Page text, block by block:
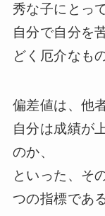
秀な子にとっ
自分で自分を
どく厄介なも
偏差値は、他
自分は成績が
のか、
といった、そ
つの指標である